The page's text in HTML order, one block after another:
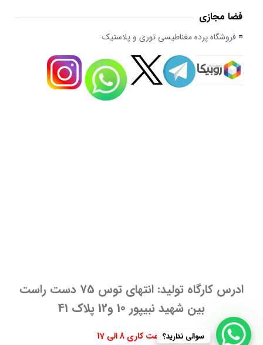
فضا مجازی
فروشگاه پرده مغناطیسی توری و پلاستیک
سوالی ندارید؟